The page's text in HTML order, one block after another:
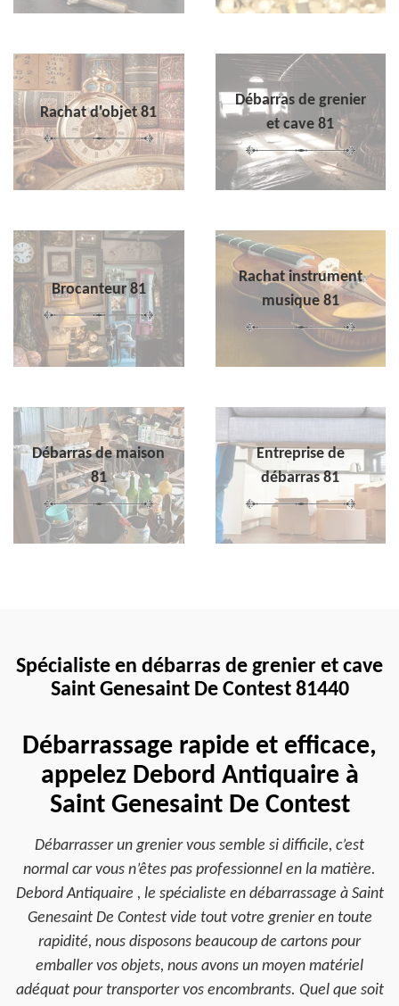
Rachat d'objet 81
Débarras de grenier
et cave 81
Brocanteur 81
Rachat instrument
musique 81
Débarras de maison
81
Entreprise de
débarras 81
Spécialiste en débarras de grenier et cave
Saint Genesaint De Contest 81440
Débarrassage rapide et efficace,
appelez Debord Antiquaire à
Saint Genesaint De Contest
Débarrasser un grenier vous semble si difficile, c’est
normal car vous n’êtes pas professionnel en la matière.
Debord Antiquaire , le spécialiste en débarrassage à Saint
Genesaint De Contest vide tout votre grenier en toute
rapidité, nous disposons beaucoup de cartons pour
emballer vos objets, nous avons un moyen matériel
adéquat pour transporter vos encombrants. Quel que soit